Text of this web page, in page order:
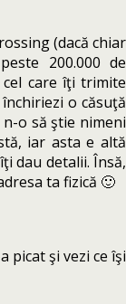
(dacă chiar
200.000 de
care îţi trimite
o căsuţă
o să ştie nimeni
iar asta e altă
dau detalii. Însă,
ta fizică 🙂
picat şi vezi ce îşi